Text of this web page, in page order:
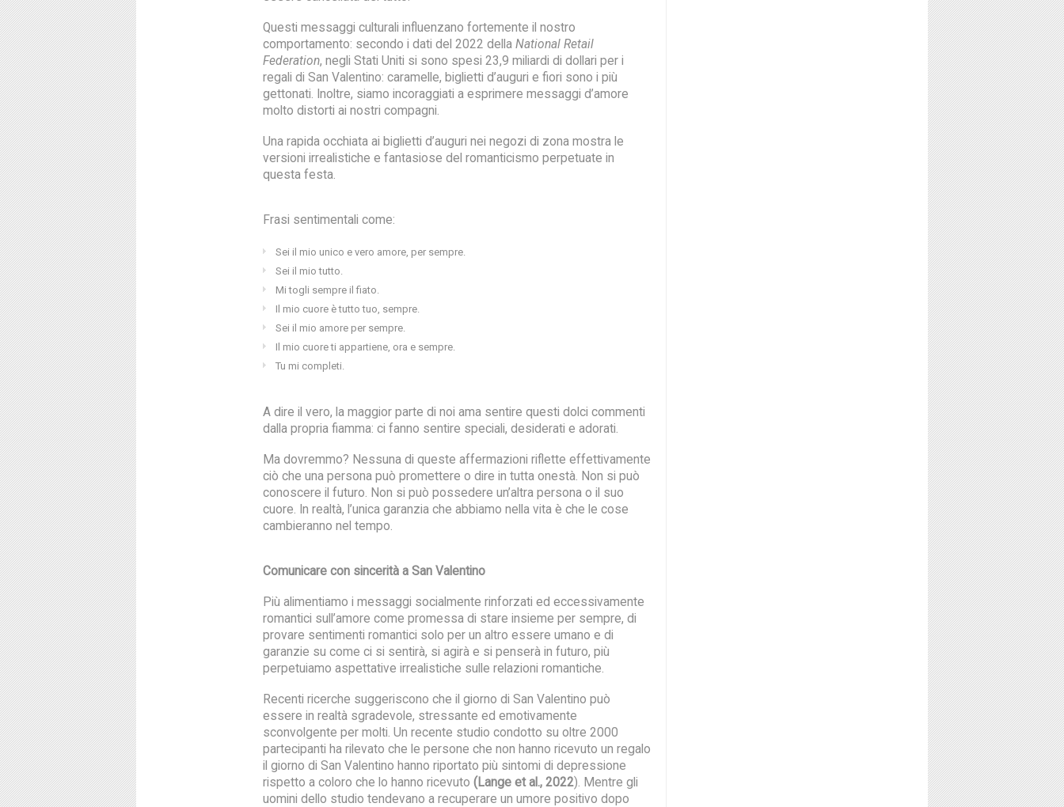
Questi messaggi culturali influenzano fortemente il nostro
comportamento: secondo i dati del 2022 della National Retail
Federation, negli Stati Uniti si sono spesi 23,9 miliardi di dollari per i
regali di San Valentino: caramelle, biglietti d’auguri e fiori sono i più
gettonati. Inoltre, siamo incoraggiati a esprimere messaggi d’amore
molto distorti ai nostri compagni.
Una rapida occhiata ai biglietti d’auguri nei negozi di zona mostra le
versioni irrealistiche e fantasiose del romanticismo perpetuate in
questa festa.
Frasi sentimentali come:
Sei il mio unico e vero amore, per sempre.
Sei il mio tutto.
Mi togli sempre il fiato.
Il mio cuore è tutto tuo, sempre.
Sei il mio amore per sempre.
Il mio cuore ti appartiene, ora e sempre.
Tu mi completi.
A dire il vero, la maggior parte di noi ama sentire questi dolci commenti
dalla propria fiamma: ci fanno sentire speciali, desiderati e adorati.
Ma dovremmo? Nessuna di queste affermazioni riflette effettivamente
ciò che una persona può promettere o dire in tutta onestà. Non si può
conoscere il futuro. Non si può possedere un’altra persona o il suo
cuore. In realtà, l’unica garanzia che abbiamo nella vita è che le cose
cambieranno nel tempo.
Comunicare con sincerità a San Valentino
Più alimentiamo i messaggi socialmente rinforzati ed eccessivamente
romantici sull’amore come promessa di stare insieme per sempre, di
provare sentimenti romantici solo per un altro essere umano e di
garanzie su come ci si sentirà, si agirà e si penserà in futuro, più
perpetuiamo aspettative irrealistiche sulle relazioni romantiche.
Recenti ricerche suggeriscono che il giorno di San Valentino può
essere in realtà sgradevole, stressante ed emotivamente
sconvolgente per molti. Un recente studio condotto su oltre 2000
partecipanti ha rilevato che le persone che non hanno ricevuto un regalo
il giorno di San Valentino hanno riportato più sintomi di depressione
rispetto a coloro che lo hanno ricevuto (Lange et al., 2022). Mentre gli
uomini dello studio tendevano a recuperare un umore positivo dopo